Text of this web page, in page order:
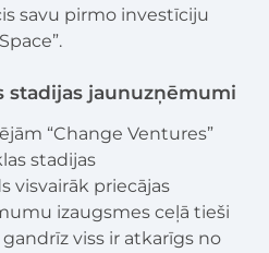
savu pirmo investīciju
stadijas jaunuzņēmumi
“Change Ventures”
stadijas
visvairāk priecājas
izaugsmes ceļā tieši
gandrīz viss ir atkarīgs no